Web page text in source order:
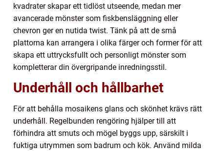
kvadrater skapar ett tidlöst utseende, medan mer
avancerade mönster som fiskbensläggning eller
chevron ger en nutida twist. Tänk på att de små
plattorna kan arrangera i olika färger och former för att
skapa ett uttrycksfullt och personligt mönster som
kompletterar din övergripande inredningsstil.
Underhåll och hållbarhet
För att behålla mosaikens glans och skönhet krävs rätt
underhåll. Regelbunden rengöring hjälper till att
förhindra att smuts och mögel byggs upp, särskilt i
fuktiga utrymmen som badrum och kök. Använd milda